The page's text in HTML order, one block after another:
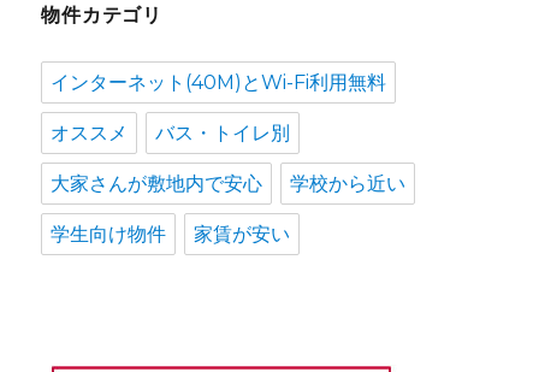
物件カテゴリ
インターネット(40M)とWi-Fi利用無料
オススメ バス・トイレ別
大家さんが敷地内で安心 学校から近い
学生向け物件 家賃が安い